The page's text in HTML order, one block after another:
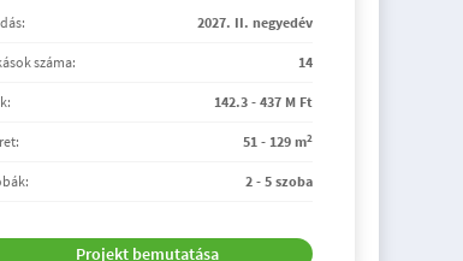
2027. II. negyedév
száma: 14
142.3 - 437 M Ft
51 - 129 m2
2 - 5 szoba
Projekt bemutatása